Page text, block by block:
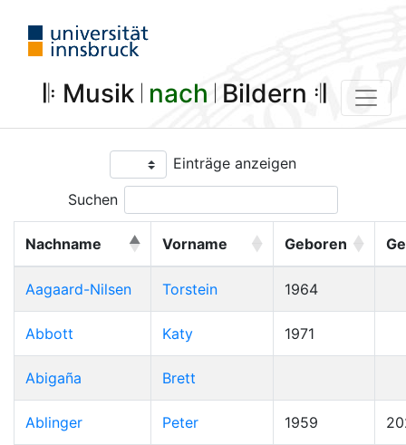
𝄆 Musik 𝄀 nach 𝄀 Bildern 𝄇
Einträge anzeigen
Suchen
Nachname Vorname Geboren
Aagaard-Nilsen Torstein 1964
Abbott Katy 1971
Abigaña Brett
Ablinger Peter 1959